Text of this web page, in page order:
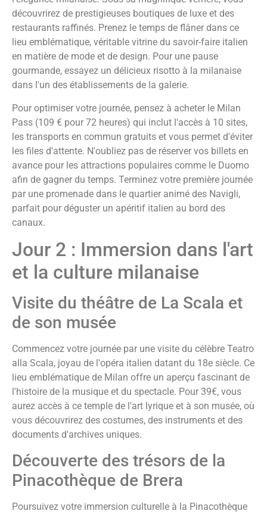
découvrirez de prestigieuses boutiques de luxe et des
restaurants raffinés. Prenez le temps de flâner dans ce
lieu emblématique, véritable vitrine du savoir-faire italien
en matière de mode et de design. Pour une pause
gourmande, essayez un délicieux risotto à la milanaise
dans l'un des établissements de la galerie.
Pour optimiser votre journée, pensez à acheter le Milan
Pass (109 € pour 72 heures) qui inclut l'accès à 10 sites,
les transports en commun gratuits et vous permet d'éviter
les files d'attente. N'oubliez pas de réserver vos billets en
avance pour les attractions populaires comme le Duomo
afin de gagner du temps. Terminez votre première journée
par une promenade dans le quartier animé des Navigli,
parfait pour déguster un apéritif italien au bord des
canaux.
Jour 2 : Immersion dans l'art
et la culture milanaise
Visite du théâtre de La Scala et
de son musée
Commencez votre journée par une visite du célèbre Teatro
alla Scala, joyau de l'opéra italien datant du 18e siècle. Ce
lieu emblématique de Milan offre un aperçu fascinant de
l'histoire de la musique et du spectacle. Pour 39€, vous
aurez accès à ce temple de l'art lyrique et à son musée, où
vous découvrirez des costumes, des instruments et des
documents d'archives uniques.
Découverte des trésors de la
Pinacothèque de Brera
Poursuivez votre immersion culturelle à la Pinacothèque